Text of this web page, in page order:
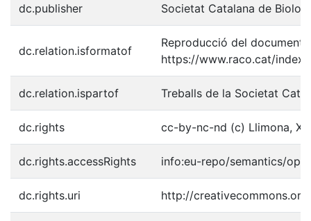
dc.publisher Societat Catalana de
dc.relation.isformatof
Reproducció del document
https://www.raco.cat/
dc.relation.ispartof Treballs de la Societat
dc.rights cc-by-nc-nd (c) Llimona,
dc.rights.accessRights info:eu-repo/semantics/
dc.rights.uri http://